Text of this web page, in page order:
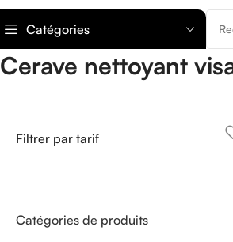
Catégories
Cerave nettoyant
Filtrer par tarif
Catégories de produits